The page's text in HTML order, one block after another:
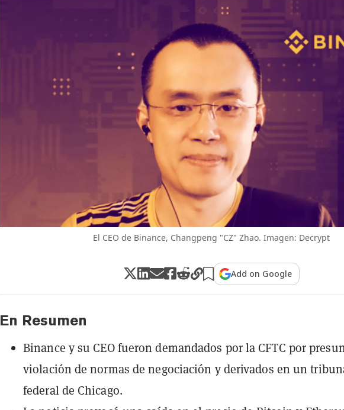
El CEO de Binance, Changpeng "CZ" Zhao. Imagen: Decrypt
Add on Google
En Resumen
Binance y su CEO fueron demandados por la CFTC por
violación de normas de negociación y derivados en un
federal de Chicago.